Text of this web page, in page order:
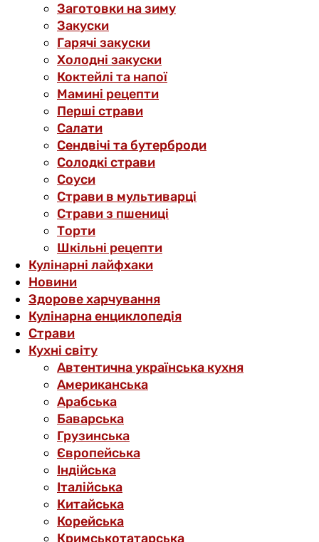
Заготовки на зиму
Закуски
Гарячі закуски
Холодні закуски
Коктейлі та напої
Мамині рецепти
Перші страви
Салати
Сендвічі та бутерброди
Солодкі страви
Соуси
Страви в мультиварці
Страви з пшениці
Торти
Шкільні рецепти
Кулінарні лайфхаки
Новини
Здорове харчування
Кулінарна енциклопедія
Страви
Кухні світу
Автентична українська кухня
Американська
Арабська
Баварська
Грузинська
Європейська
Індійська
Італійська
Китайська
Корейська
Кримськотатарська